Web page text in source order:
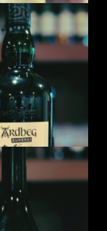
ドみかん。穏やかな酸味
お楽しみください。
アマーロ「スカーレッ
リアで根付いてるコーヒ
日本ならではの新しい…